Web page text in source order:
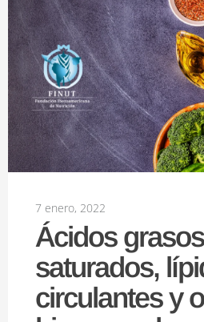
7 enero, 2022
Ácidos grasos
saturados,
circulantes y